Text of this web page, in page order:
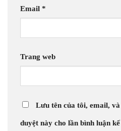
Email *
Trang web
Lưu tên của tôi, email,
duyệt này cho lần bình luận